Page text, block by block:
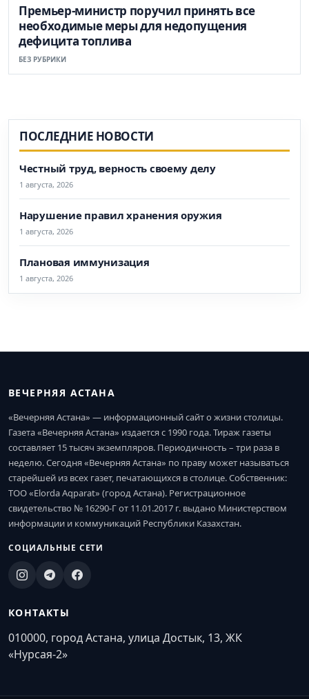
Премьер-министр поручил принять все
необходимые меры для недопущения
дефицита топлива
БЕЗ РУБРИКИ
ПОСЛЕДНИЕ НОВОСТИ
Честный труд, верность своему делу
1 августа, 2026
Нарушение правил хранения оружия
1 августа, 2026
Плановая иммунизация
1 августа, 2026
ВЕЧЕРНЯЯ АСТАНА
«Вечерняя Астана» — информационный сайт о жизни столицы.
Газета «Вечерняя Астана» издается с 1990 года. Тираж газеты
составляет 15 тысяч экземпляров. Периодичность – три раза в
неделю. Сегодня «Вечерняя Астана» по праву может называться
старейшей из всех газет, печатающихся в столице. Собственник:
ТОО «Elorda Aqparat» (город Астана). Регистрационное
свидетельство № 16290-Г от 11.01.2017 г. выдано Министерством
информации и коммуникаций Республики Казахстан.
СОЦИАЛЬНЫЕ СЕТИ
КОНТАКТЫ
010000, город Астана, улица Достык, 13, ЖК
«Нурсая-2»